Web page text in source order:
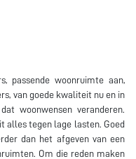
passende woonruimte aan,
van goede kwaliteit nu en in
woonwensen veranderen.
alles tegen lage lasten. Goed
dan het afgeven van een
Om die reden maken